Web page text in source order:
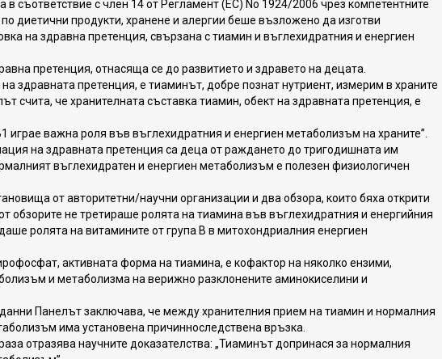
в съответствие с член 14 от Регламент (EC) No 1924/2006 чрез компетентните
диетични продукти, хранене и алергии беше възложено да изготви
на здравна претенция, свързана с тиамин и въглехидратния и енергиен
претенция, отнасяща се до развитието и здравето на децата.
здравната претенция, е тиаминът, добре познат нутриент, измерим в храните
счита, че хранителната съставка тиамин, обект на здравната претенция, е
играе важна роля във въглехидратния и енергиен метаболизъм на храните”.
на здравната претенция са деца от раждането до тригодишната им
въглехидратен и енергиен метаболизъм е полезен физиологичен
от авторитетни/научни организации и два обзора, които бяха открити
обзорите не третираше ролята на тиамина във въглехидратния и енергийния
ролята на витамините от група В в митохондриалния енергиен
активната форма на тиамина, е кофактор на няколко ензими,
и метаболизма на верижно разклонените аминокиселини и
Панелът заключава, че между хранителния прием на тиамин и нормалния
има установена причинноследствена връзка.
отразява научните доказателства: „Тиаминът допринася за нормалния